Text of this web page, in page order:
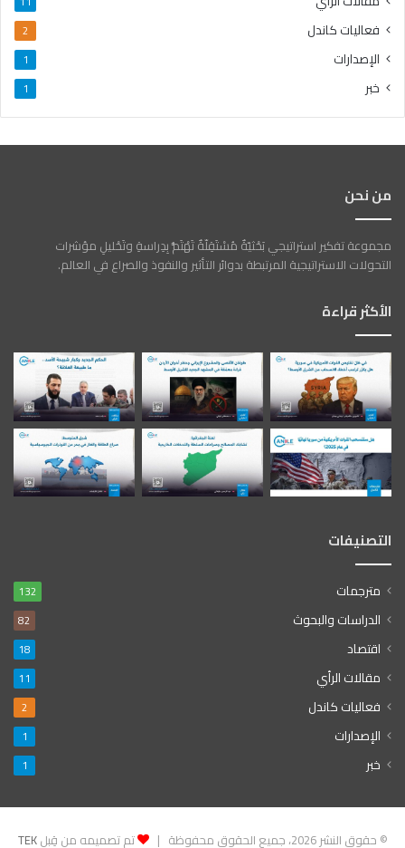
فعاليات كاندل 2
الإصدارات 1
خبر 1
من نحن
مجموعة تفكير استراتيجي بَحْثيّةٌ مُسْتَقِلّةٌ تَهْتَمُّ بِدِراسةِ وتَحْليلِ مؤشرات
التحولات الاستراتيجية المرتبطة بدوائر التأثير والنفوذ والصراع في العالم.
الأكثر قراءة
التصنيفات
مترجمات 132
الدراسات والبحوث 82
اقتصاد 18
مقالات الرأي 11
فعاليات كاندل 2
الإصدارات 1
خبر 1
© حقوق النشر 2026، جميع الحقوق محفوظة | تم تصميمه من قِبلTEK